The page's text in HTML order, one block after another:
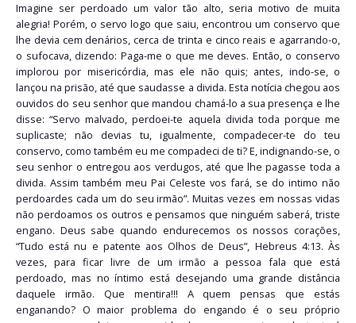
Imagine ser perdoado um valor tão alto, seria motivo de muita
alegria! Porém, o servo logo que saiu, encontrou um conservo que
lhe devia cem denários, cerca de trinta e cinco reais e agarrando-o,
o sufocava, dizendo: Paga-me o que me deves. Então, o conservo
implorou por misericórdia, mas ele não quis; antes, indo-se, o
lançou na prisão, até que saudasse a divida. Esta notícia chegou aos
ouvidos do seu senhor que mandou chamá-lo a sua presença e lhe
disse: “Servo malvado, perdoei-te aquela divida toda porque me
suplicaste; não devias tu, igualmente, compadecer-te do teu
conservo, como também eu me compadeci de ti? E, indignando-se, o
seu senhor o entregou aos verdugos, até que lhe pagasse toda a
divida. Assim também meu Pai Celeste vos fará, se do intimo não
perdoardes cada um do seu irmão”. Muitas vezes em nossas vidas
não perdoamos os outros e pensamos que ninguém saberá, triste
engano. Deus sabe quando endurecemos os nossos corações,
“Tudo está nu e patente aos Olhos de Deus”, Hebreus 4:13. Às
vezes, para ficar livre de um irmão a pessoa fala que está
perdoado, mas no íntimo está desejando uma grande distância
daquele irmão. Que mentira!!! A quem pensas que estás
enganando? O maior problema do engando é o seu próprio